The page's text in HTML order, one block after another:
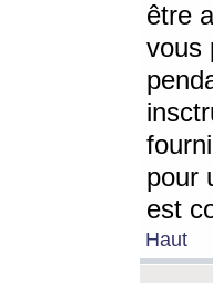
être
vous
pour
est
Haut